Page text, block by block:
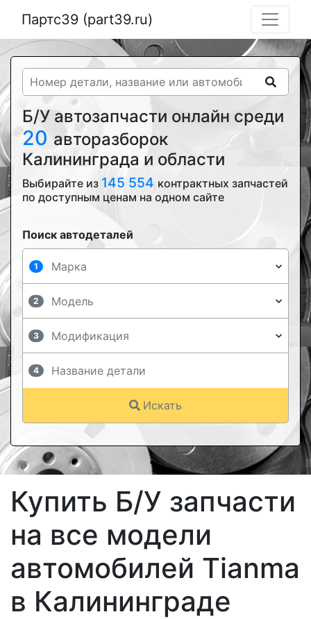
Партс39 (part39.ru)
Б/У автозапчасти онлайн среди
20 авторазборок
Калининграда и области
Выбирайте из 145 554 контрактных запчастей
по доступным ценам на одном сайте
Поиск автодеталей
1
2
3
4
Искать
Купить Б/У запчасти
на все модели
автомобилей Tianma
в Калининграде